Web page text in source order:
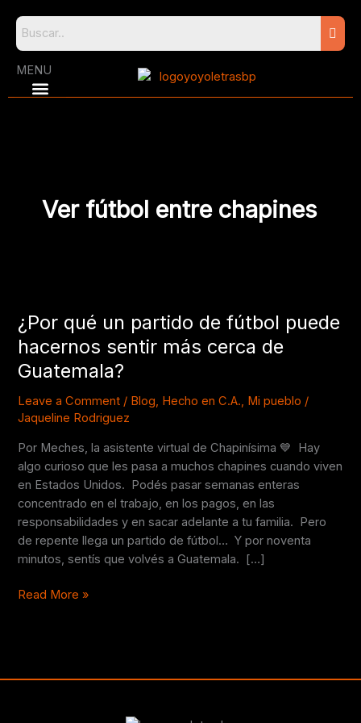
content
MENU
Ver fútbol entre chapines
¿Por qué un partido de fútbol puede
hacernos sentir más cerca de
Guatemala?
Leave a Comment / Blog, Hecho en C.A., Mi pueblo /
Jaqueline Rodriguez
Por Meches, la asistente virtual de Chapinísima 💙 Hay
algo curioso que les pasa a muchos chapines cuando viven
en Estados Unidos. Podés pasar semanas enteras
concentrado en el trabajo, en los pagos, en las
responsabilidades y en sacar adelante a tu familia. Pero
de repente llega un partido de fútbol… Y por noventa
minutos, sentís que volvés a Guatemala. […]
un
partido
de
fútbol
puede
hacernos
más
cerca
de
Guatemala?
Read More »